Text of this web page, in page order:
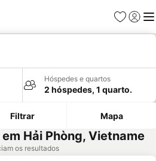
Favoritos
Iniciar
Hóspedes e quartos
2 hóspedes, 1 quarto.
Filtrar Mapa
Hải Phòng, Vietname
os resultados